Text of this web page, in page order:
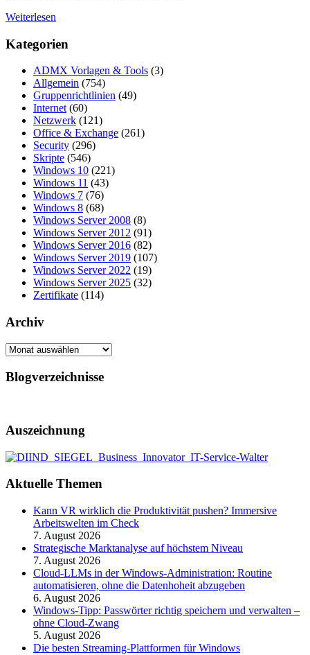
Weiterlesen
Kategorien
ADMX Vorlagen & Tools (3)
Allgemein (754)
Gruppenrichtlinien (49)
Internet(60)
Netzwerk (121)
Office & Exchange (261)
Security (296)
Skripte (546)
Windows 10 (221)
Windows 11 (43)
Windows 7 (76)
Windows 8 (68)
Windows Server 2008 (8)
Windows Server 2012 (91)
Windows Server 2016 (82)
Windows Server 2019 (107)
Windows Server 2022 (19)
Windows Server 2025 (32)
Zertifikate (114)
Archiv
Archiv
Blogverzeichnisse
Auszeichnung
Aktuelle Themen
Kann VR wirklich die Produktivität pushen? Immersive
Arbeitswelten im Check
7. August 2026
Strategische Marktanalyse auf höchstem Niveau
7. August 2026
Cloud-LLMs in der Windows-Administration: Routine
automatisieren, ohne die Datenhoheit abzugeben
6. August 2026
Windows-Tipp: Passwörter richtig speichern und verwalten –
ohne Cloud-Zwang
5. August 2026
Die besten Streaming-Plattformen für Windows